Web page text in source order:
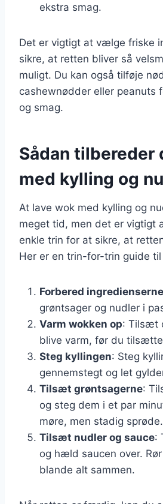
ekstra smag.
Det er vigtigt at vælge friske
sikre, at retten bliver så
muligt. Du kan også tilføje
cashewnødder eller peanuts
og smag.
Sådan tilbereder
med kylling og
At lave wok med kylling og
meget tid, men det er vigtigt
enkle trin for at sikre, at
Her er en trin-for-trin guide
Forbered ingredienserne
grøntsager og nudler i
Varm wokken op: Tilsæt
blive varm, før du
Steg kyllingen: Steg
gennemstegt og let
Tilsæt grøntsagerne:
og steg dem i et par
møre, men stadig sprøde.
Tilsæt nudler og sauce:
og hæld saucen over.
blande alt sammen.